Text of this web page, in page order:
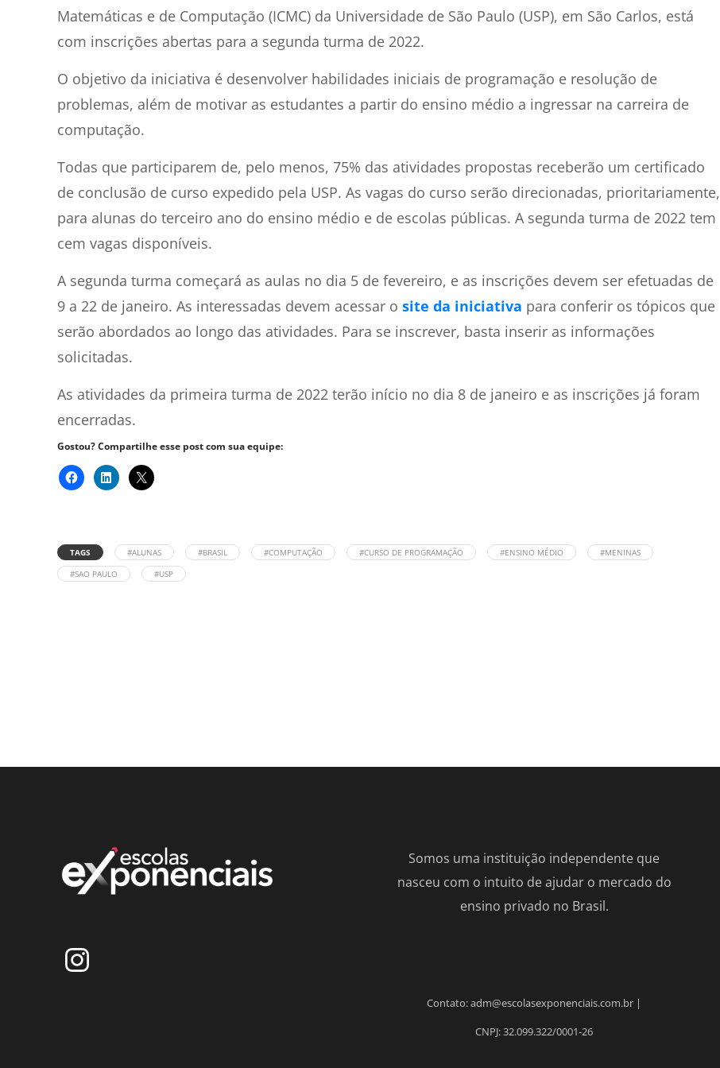
Matemáticas e de Computação (ICMC) da Universidade de São Paulo (USP), em São Carlos, está
com inscrições abertas para a segunda turma de 2022.
O objetivo da iniciativa é desenvolver habilidades iniciais de programação e resolução de
problemas, além de motivar as estudantes a partir do ensino médio a ingressar na carreira de
computação.
Todas que participarem de, pelo menos, 75% das atividades propostas receberão um certificado
de conclusão de curso expedido pela USP. As vagas do curso serão direcionadas, prioritariamente,
para alunas do terceiro ano do ensino médio e de escolas públicas. A segunda turma de 2022 tem
cem vagas disponíveis.
A segunda turma começará as aulas no dia 5 de fevereiro, e as inscrições devem ser efetuadas de
9 a 22 de janeiro. As interessadas devem acessar o site da iniciativa para conferir os tópicos que
serão abordados ao longo das atividades. Para se inscrever, basta inserir as informações
solicitadas.
As atividades da primeira turma de 2022 terão início no dia 8 de janeiro e as inscrições já foram
encerradas.
Gostou? Compartilhe esse post com sua equipe:
TAGS #ALUNAS #BRASIL #COMPUTAÇÃO #CURSO DE PROGRAMAÇÃO #ENSINO MÉDIO
#MENINAS
#SAO PAULO
#USP
Somos uma instituição independente que
nasceu com o intuito de ajudar o mercado do
ensino privado no Brasil.
Contato: adm@escolasexponenciais.com.br |
CNPJ: 32.099.322/0001-26